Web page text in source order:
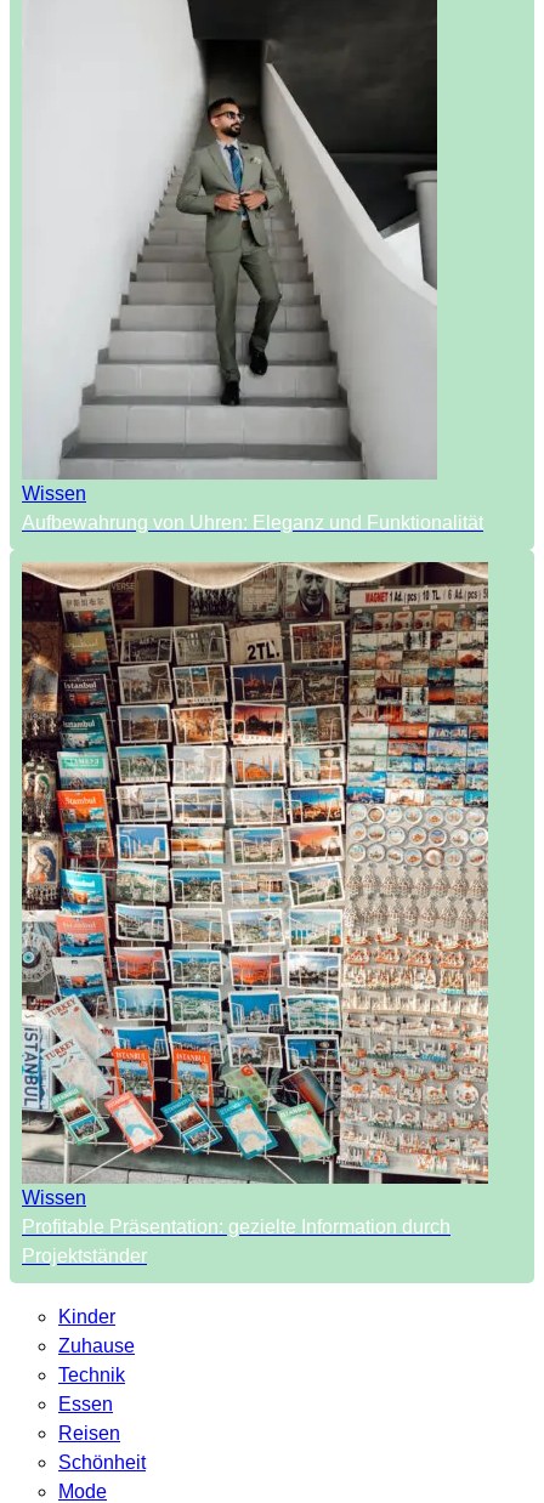
Wissen
Aufbewahrung von Uhren: Eleganz und Funktionalität
Wissen
Profitable Präsentation: gezielte Information durch
Projektständer
Kinder
Zuhause
Technik
Essen
Reisen
Schönheit
Mode